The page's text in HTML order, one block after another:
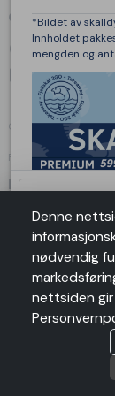
Til antall
*Bildet av
Innholdet
mengden og
Om oss
language Strandkaien 3,
mail
+4798905898
ORG. NR: 998087783
Følg oss
Lenker
Salgsbetingelser
Angrerett
Personvern
Personvernpolicy
Vi
Denne
nødvendig
nettsiden